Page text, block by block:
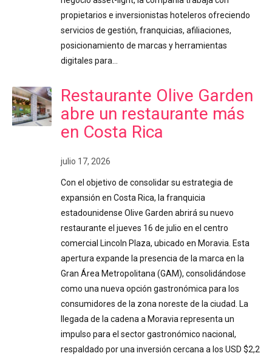
propietarios e inversionistas hoteleros ofreciendo
servicios de gestión, franquicias, afiliaciones,
posicionamiento de marcas y herramientas
digitales para…
Restaurante Olive Garden
abre un restaurante más
en Costa Rica
julio 17, 2026
Con el objetivo de consolidar su estrategia de
expansión en Costa Rica, la franquicia
estadounidense Olive Garden abrirá su nuevo
restaurante el jueves 16 de julio en el centro
comercial Lincoln Plaza, ubicado en Moravia. Esta
apertura expande la presencia de la marca en la
Gran Área Metropolitana (GAM), consolidándose
como una nueva opción gastronómica para los
consumidores de la zona noreste de la ciudad. La
llegada de la cadena a Moravia representa un
impulso para el sector gastronómico nacional,
respaldado por una inversión cercana a los USD $2,2